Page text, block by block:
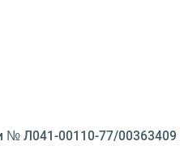
Л041-00110-77/00363409